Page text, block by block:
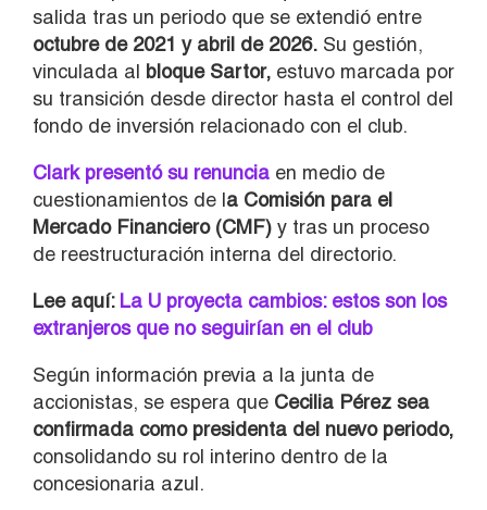
salida tras un periodo que se extendió entre
octubre de 2021 y abril de 2026. Su gestión,
vinculada al bloque Sartor, estuvo marcada por
su transición desde director hasta el control del
fondo de inversión relacionado con el club.
Clark presentó su renuncia en medio de
cuestionamientos de la Comisión para el
Mercado Financiero (CMF) y tras un proceso
de reestructuración interna del directorio.
Lee aquí: La U proyecta cambios: estos son los
extranjeros que no seguirían en el club
Según información previa a la junta de
accionistas, se espera que Cecilia Pérez sea
confirmada como presidenta del nuevo periodo,
consolidando su rol interino dentro de la
concesionaria azul.